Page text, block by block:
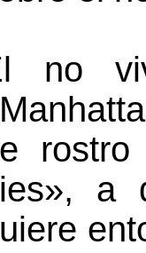
no
a